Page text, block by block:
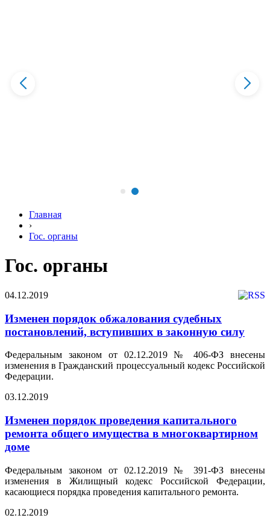
Главная
›
Гос. органы
Гос. органы
04.12.2019
Изменен порядок обжалования судебных
постановлений, вступивших в законную силу
Федеральным законом от 02.12.2019 № 406-ФЗ внесены
изменения в Гражданский процессуальный кодекс Российской
Федерации.
03.12.2019
Изменен порядок проведения капитального
ремонта общего имущества в многоквартирном
доме
Федеральным законом от 02.12.2019 № 391-ФЗ внесены
изменения в Жилищный кодекс Российской Федерации,
касающиеся порядка проведения капитального ремонта.
02.12.2019